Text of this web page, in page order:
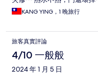
KANG YING，1 晚旅行
旅客真實評論
4/10 一般般
2024 年 1 月 5 日